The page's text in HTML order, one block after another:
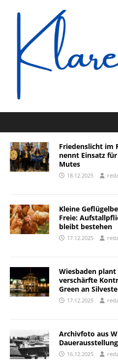
Friedenslicht im
nennt Einsatz
Mutes
18.12.2025
Kleine
Freie:
bleibt bestehen
17.12.2025
Wiesbaden
verschärfte
Green an
17.12.2025
Archivfoto aus
16.12.2025